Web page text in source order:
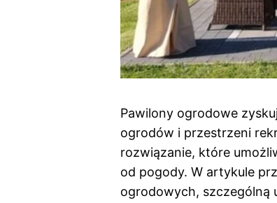
Pawilony ogrodowe
ogrodów i przestrzeni
rozwiązanie, które
od pogody. W artykule
ogrodowych, szczególną